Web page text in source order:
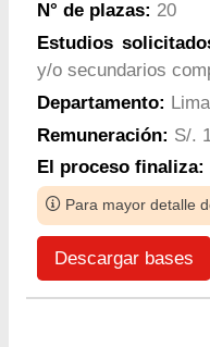
N° de plazas: 20
Estudios
y/o secundarios
Departamento: Lima
Remuneración: S/.
El proceso finaliza:
Para mayor detalle
Descargar bases